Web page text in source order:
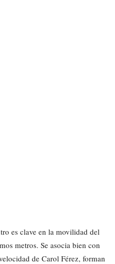
es clave en la movilidad del
metros. Se asocia bien con
de Carol Férez, forman